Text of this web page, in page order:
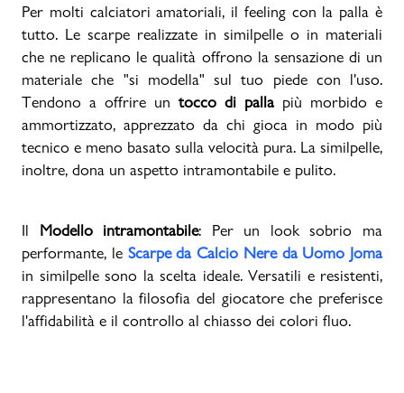
Per molti calciatori amatoriali, il feeling con la palla è
tutto. Le scarpe realizzate in similpelle o in materiali
che ne replicano le qualità offrono la sensazione di un
materiale che "si modella" sul tuo piede con l'uso.
Tendono a offrire un tocco di pallapiù morbido e
ammortizzato, apprezzato da chi gioca in modo più
tecnico e meno basato sulla velocità pura. La similpelle,
inoltre, dona un aspetto intramontabile e pulito.
Il Modello intramontabile: Per un look sobrio ma
performante, le Scarpe da Calcio Nere da Uomo Joma
in similpelle sono la scelta ideale. Versatili e resistenti,
rappresentano la filosofia del giocatore che preferisce
l'affidabilità e il controllo al chiasso dei colori fluo.